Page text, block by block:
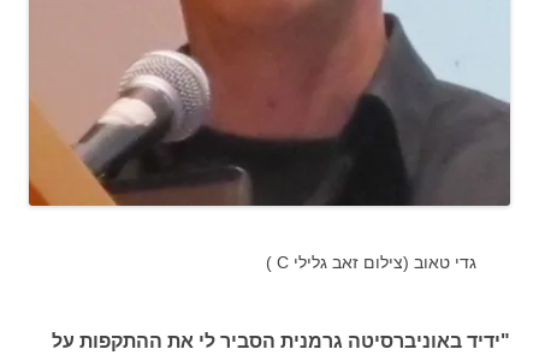
גדי טאוב (צילום זאב גלילי C )
"ידיד באוניברסיטה גרמנית הסביר לי את ההתקפות על